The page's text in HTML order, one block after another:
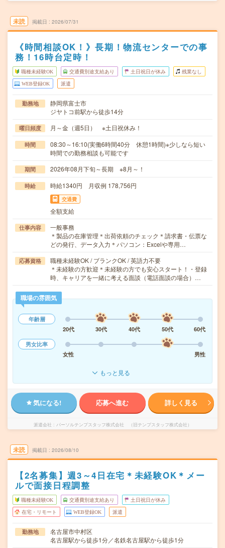
未読 掲載日 2026/07/31
《時間相談OK！》長期！物流センターでの事
務！16時台定時！
職種未経験OK 交通費別途支給あり 土日祝日が休み 残業なし
WEB登録OK 派遣
勤務地
静岡県富士市
ジヤトコ前駅から徒歩14分
曜日頻度 月～金（週5日） ※土日祝休み！
時間
08:30～16:10(実働6時間40分 休憩1時間)※少しなら短い
時間での勤務相談も可能です
期間 2026年08月下旬～長期 ※8月～！
時給 時給1340円 月収例 178,756円
交通費
全額支給
仕事内容
一般事務
＊製品の在庫管理＊出荷依頼のチェック＊請求書・伝票な
どの発行、データ入力＊パソコン：Excelや専用…
応募資格
職種未経験OK / ブランクOK / 英語力不要
＊未経験の方歓迎＊未経験の方でも安心スタート！・登録
時、キャリアを一緒に考える面談（電話面談の場合）…
職場の雰囲気
年齢層
20代
30代 40代 50代
60代
男女比率
女性
男性
もっと見る
気になる! 応募へ進む 詳しく見る
派遣会社 パーソルテンプスタッフ株式会社 （旧テンプスタッフ株式会社）
未読 掲載日 2026/08/10
【2名募集】週3～4日在宅＊未経験OK＊メー
ルで面接日程調整
職種未経験OK 交通費別途支給あり 土日祝日が休み
在宅・リモート WEB登録OK 派遣
勤務地
名古屋市中村区
名古屋駅から徒歩1分／名鉄名古屋駅から徒歩1分